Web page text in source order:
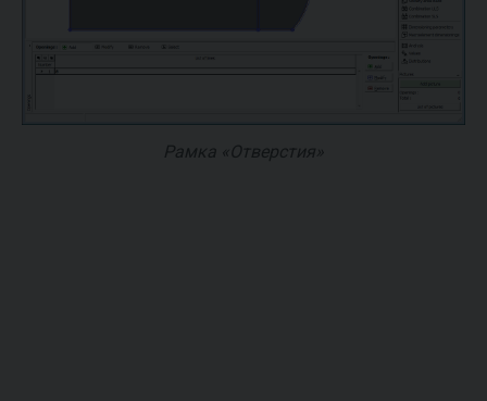
Рамка «Отверстия»